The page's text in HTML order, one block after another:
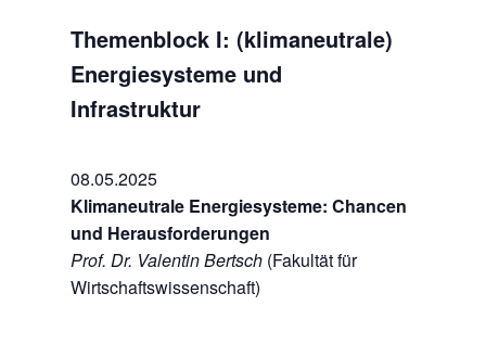
Themenblock I: (klimaneutrale)
Energiesysteme und
Infrastruktur
08.05.2025
Klimaneutrale Energiesysteme: Chancen
und Herausforderungen
Prof. Dr. Valentin Bertsch(Fakultät für
Wirtschaftswissenschaft)